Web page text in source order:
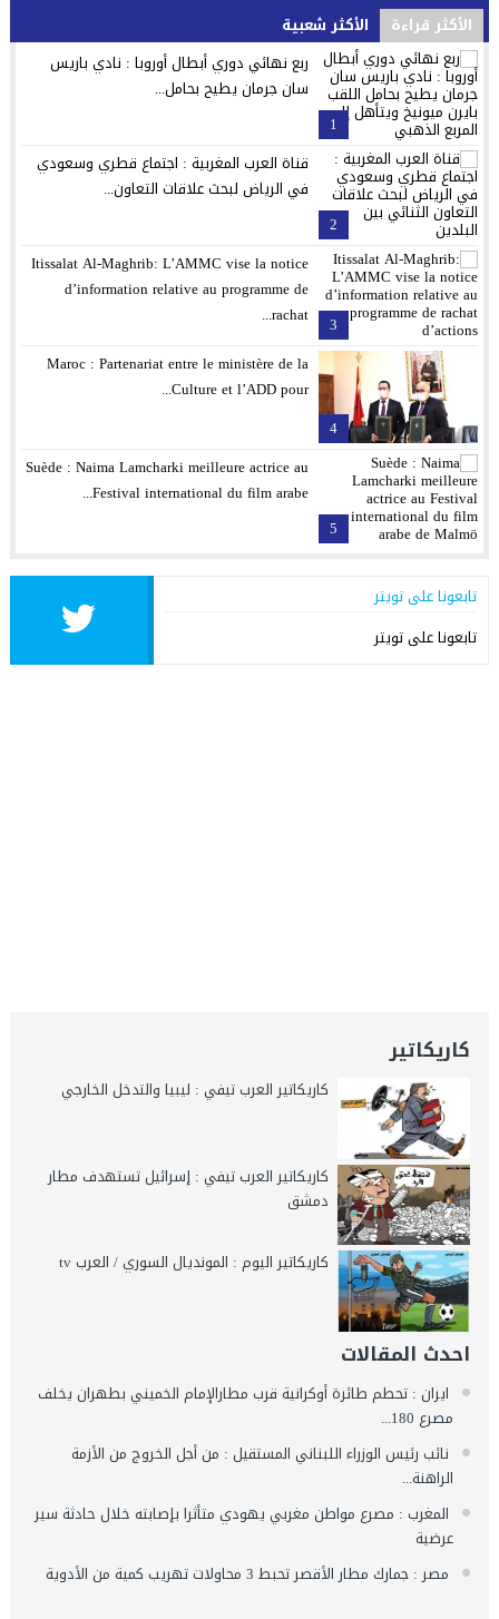
الأكثر قراءة الأكثر شعبية
1
ربع نهائي دوري أبطال أوروبا : نادي باريس
سان جرمان يطيح بحامل...
2
قناة العرب المغربية : اجتماع قطري وسعودي
في الرياض لبحث علاقات التعاون...
3
Itissalat Al-Maghrib: L’AMMC vise la notice
d’information relative au programme de
rachat...
4
Maroc : Partenariat entre le ministère de la
Culture et l’ADD pour...
5
Suède : Naima Lamcharki meilleure actrice au
Festival international du film arabe...
تابعونا على تويتر
تابعونا على تويتر
كاريكاتير
كاريكاتير العرب تيفي : ليبيا والتدخل الخارجي
كاريكاتير العرب تيفي : إسرائيل تستهدف مطار
دمشق
كاريكاتير اليوم : المونديال السوري / العرب tv
احدث المقالات
ايران : تحطم طائرة أوكرانية قرب مطارالإمام الخميني بطهران يخلف
مصرع 180...
نائب رئيس الوزراء اللبناني المستقيل : من أجل الخروج من الأزمة
الراهنة...
المغرب : مصرع مواطن مغربي يهودي متأثرا بإصابته خلال حادثة سير
عرضية
مصر : جمارك مطار الأقصر تحبط 3 محاولات تهريب كمية من الأدوية